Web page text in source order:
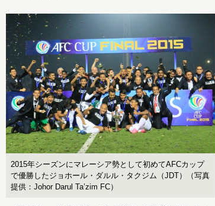
2015年シーズンにマレーシア勢として初めてAFCカップ
で優勝したジョホール・ダルル・タクジム（JDT）（写真
提供：Johor Darul Ta’zim FC）